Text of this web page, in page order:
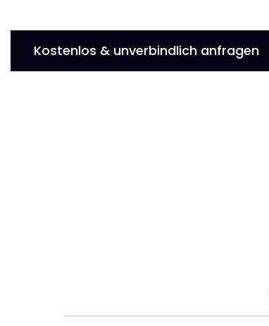
Kostenlos & unverbindlich anfragen